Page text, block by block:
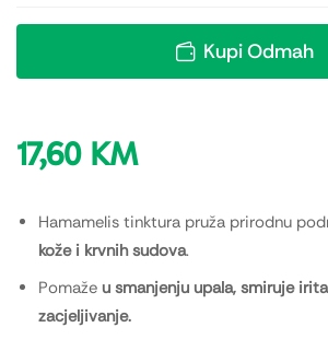
Kupi Odmah
17,60 KM
Hamamelis tinktura pruža prirodnu
kože i krvnih sudova.
Pomaže u smanjenju upala, smiruje
zacjeljivanje.